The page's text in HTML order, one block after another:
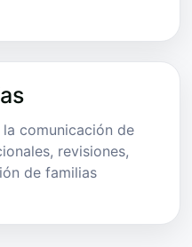
comunicación de
revisiones,
de familias